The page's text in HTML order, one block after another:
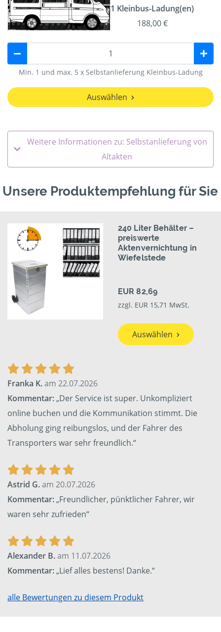
1 Kleinbus-Ladung(en)
188,00 €
Min. 1 und max. 5 x Selbstanlieferung Kleinbus-Ladung
Auswählen
Weitere Informationen zu: Selbstanlieferung von
Altakten
Unsere Produktempfehlung für Sie
240 Liter Behälter –
preiswerte
Aktenvernichtung in
Wiefelstede
EUR 82,69
zzgl. EUR 15,71 MwSt.
Auswählen
Franka K.am 22.07.2026
Kommentar:„Der Service ist super. Unkompliziert
online buchen und die Kommunikation stimmt. Die
Abholung ging reibungslos, und der Fahrer des
Transporters war sehr freundlich.“
Astrid G.am 20.07.2026
Kommentar:„Freundlicher, pünktlicher Fahrer, wir
waren sehr zufrieden“
Alexander B.am 11.07.2026
Kommentar:„Lief alles bestens! Danke.“
alle Bewertungen zu diesem Produkt